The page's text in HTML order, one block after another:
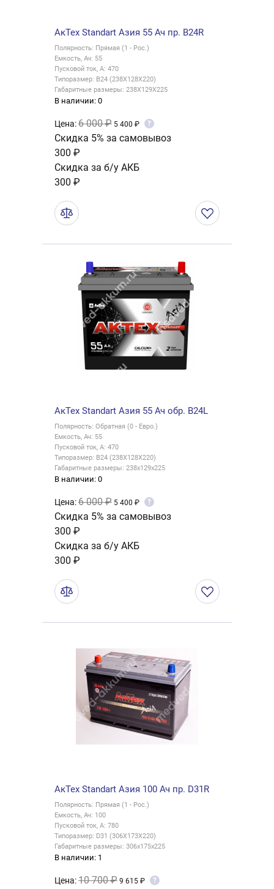
АкТех Standart Азия 55 Ач пр. B24R
Полярность: Прямая (1 - Рос.)
Емкость, Ач: 55
Пусковой ток, А: 470
Типоразмер: B24 (238X128X220)
Габаритные размеры: 238X129X225
В наличии: 0
Цена:6 000 ₽ 5 400 ₽ ?
Скидка 5% за самовывоз
300 ₽
Скидка за б/у АКБ
300 ₽
АкТех Standart Азия 55 Ач обр. B24L
Полярность: Обратная (0 - Евро.)
Емкость, Ач: 55
Пусковой ток, А: 470
Типоразмер: B24 (238X128X220)
Габаритные размеры: 238x129x225
В наличии: 0
Цена:6 000 ₽ 5 400 ₽ ?
Скидка 5% за самовывоз
300 ₽
Скидка за б/у АКБ
300 ₽
АкТех Standart Азия 100 Ач пр. D31R
Полярность: Прямая (1 - Рос.)
Емкость, Ач: 100
Пусковой ток, А: 780
Типоразмер: D31 (306X173X220)
Габаритные размеры: 306x175x225
В наличии: 1
Цена:10 700 ₽ 9 615 ₽ ?